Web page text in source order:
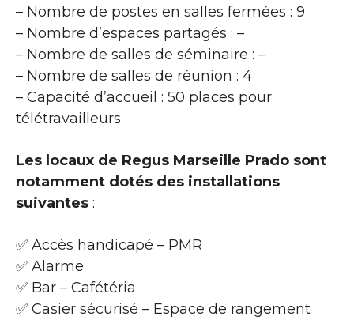
– Nombre de postes en salles fermées : 9
– Nombre d’espaces partagés : –
– Nombre de salles de séminaire : –
– Nombre de salles de réunion : 4
– Capacité d’accueil : 50 places pour
télétravailleurs
Les locaux de Regus Marseille Prado sont
notamment dotés des installations
suivantes :
✅ Accès handicapé – PMR
✅ Alarme
✅ Bar – Cafétéria
✅ Casier sécurisé – Espace de rangement